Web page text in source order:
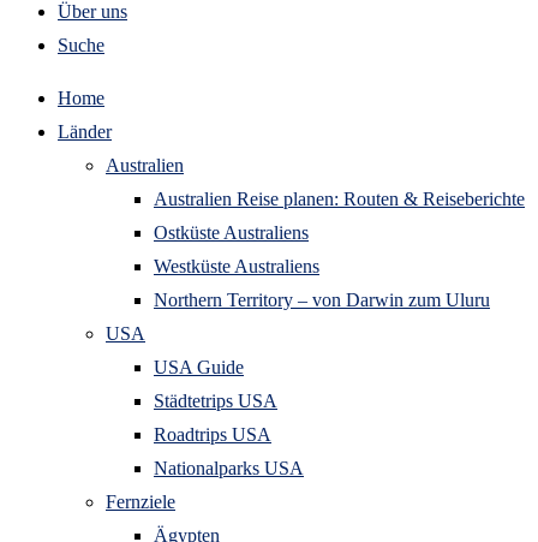
Über uns
Suche
Home
Länder
Australien
Australien Reise planen: Routen & Reiseberichte
Ostküste Australiens
Westküste Australiens
Northern Territory – von Darwin zum Uluru
USA
USA Guide
Städtetrips USA
Roadtrips USA
Nationalparks USA
Fernziele
Ägypten